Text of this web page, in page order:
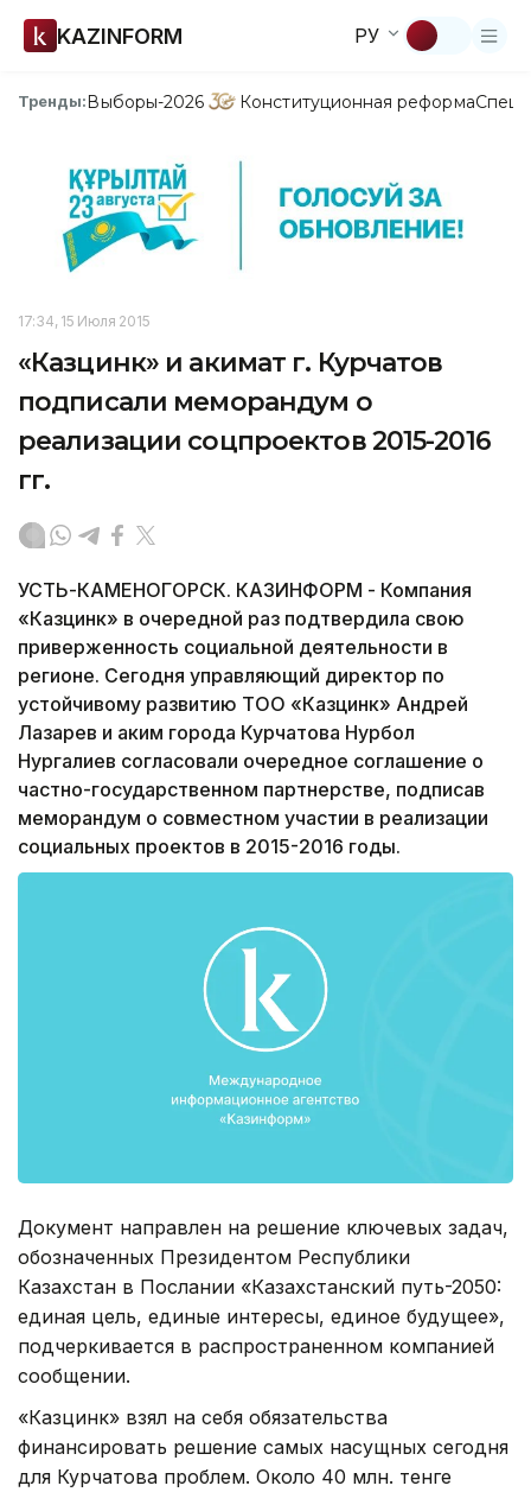
KAZINFORM РУ
Тренды:Выборы-2026 Конституционная реформа
17:34, 15 Июля 2015
«Казцинк» и акимат г. Курчатов
подписали меморандум о
реализации соцпроектов 2015-2016
гг.
УСТЬ-КАМЕНОГОРСК. КАЗИНФОРМ - Компания
«Казцинк» в очередной раз подтвердила свою
приверженность социальной деятельности в
регионе. Сегодня управляющий директор по
устойчивому развитию ТОО «Казцинк» Андрей
Лазарев и аким города Курчатова Нурбол
Нургалиев согласовали очередное соглашение о
частно-государственном партнерстве, подписав
меморандум о совместном участии в реализации
социальных проектов в 2015-2016 годы.
Документ направлен на решение ключевых задач,
обозначенных Президентом Республики
Казахстан в Послании «Казахстанский путь-2050:
единая цель, единые интересы, единое будущее»,
подчеркивается в распространенном компанией
сообщении.
«Казцинк» взял на себя обязательства
финансировать решение самых насущных сегодня
для Курчатова проблем. Около 40 млн. тенге